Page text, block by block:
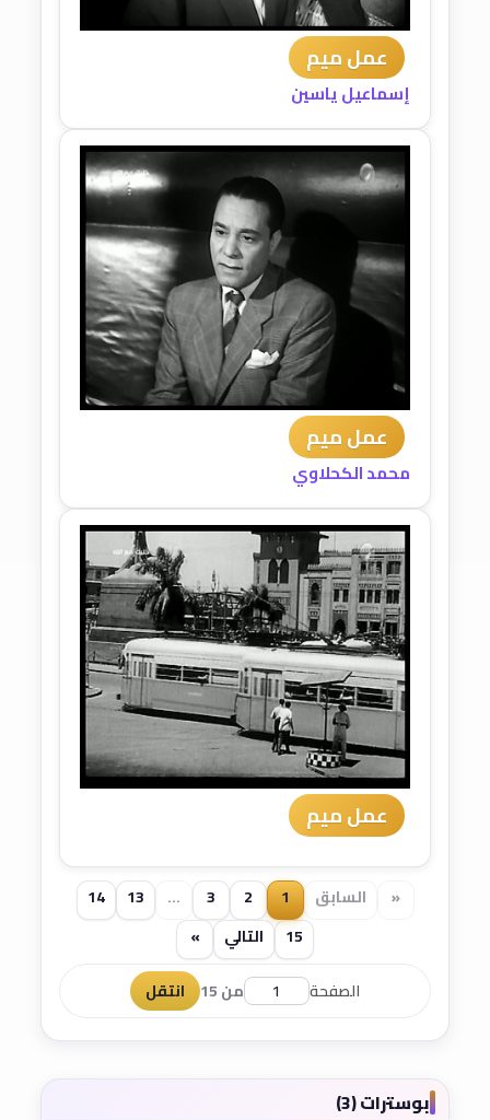
عمل ميم
إسماعيل ياسين
عمل ميم
محمد الكحلاوي
عمل ميم
« السابق 1
2
3
...
13
14
15
التالي
»
الصفحة
من 15 انتقل
بوسترات (3)